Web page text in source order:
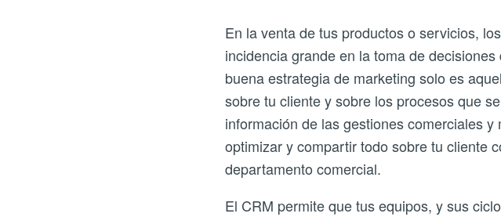
En la venta de tus productos o servicios,
incidencia grande en la toma de
buena estrategia de marketing solo es
sobre tu cliente y sobre los procesos que
información de las gestiones comerciales
optimizar y compartir todo sobre tu cliente
departamento comercial.
El CRM permite que tus equipos, y sus